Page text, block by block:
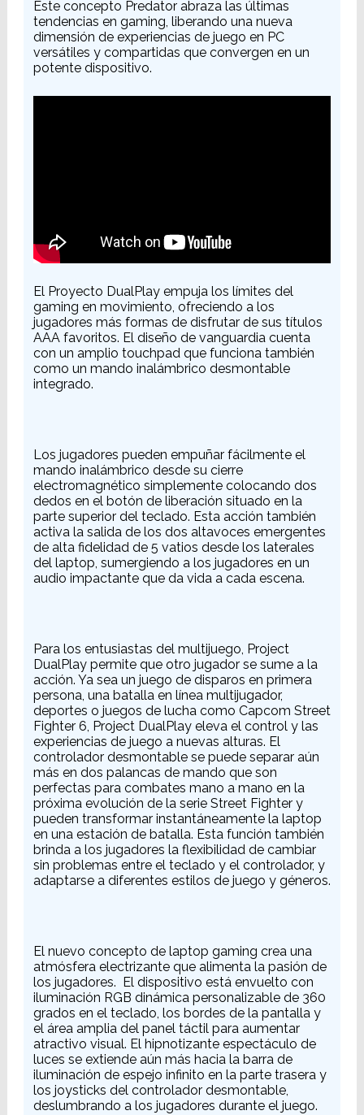
Este concepto Predator abraza las últimas
tendencias en gaming, liberando una nueva
dimensión de experiencias de juego en PC
versátiles y compartidas que convergen en un
potente dispositivo.
El Proyecto DualPlay empuja los límites del
gaming en movimiento, ofreciendo a los
jugadores más formas de disfrutar de sus títulos
AAA favoritos. El diseño de vanguardia cuenta
con un amplio touchpad que funciona también
como un mando inalámbrico desmontable
integrado.
Los jugadores pueden empuñar fácilmente el
mando inalámbrico desde su cierre
electromagnético simplemente colocando dos
dedos en el botón de liberación situado en la
parte superior del teclado. Esta acción también
activa la salida de los dos altavoces emergentes
de alta fidelidad de 5 vatios desde los laterales
del laptop, sumergiendo a los jugadores en un
audio impactante que da vida a cada escena.
Para los entusiastas del multijuego, Project
DualPlay permite que otro jugador se sume a la
acción. Ya sea un juego de disparos en primera
persona, una batalla en línea multijugador,
deportes o juegos de lucha como Capcom Street
Fighter 6, Project DualPlay eleva el control y las
experiencias de juego a nuevas alturas. El
controlador desmontable se puede separar aún
más en dos palancas de mando que son
perfectas para combates mano a mano en la
próxima evolución de la serie Street Fighter y
pueden transformar instantáneamente la laptop
en una estación de batalla. Esta función también
brinda a los jugadores la flexibilidad de cambiar
sin problemas entre el teclado y el controlador, y
adaptarse a diferentes estilos de juego y géneros.
El nuevo concepto de laptop gaming crea una
atmósfera electrizante que alimenta la pasión de
los jugadores. El dispositivo está envuelto con
iluminación RGB dinámica personalizable de 360
grados en el teclado, los bordes de la pantalla y
el área amplia del panel táctil para aumentar
atractivo visual. El hipnotizante espectáculo de
luces se extiende aún más hacia la barra de
iluminación de espejo infinito en la parte trasera y
los joysticks del controlador desmontable,
deslumbrando a los jugadores durante el juego.